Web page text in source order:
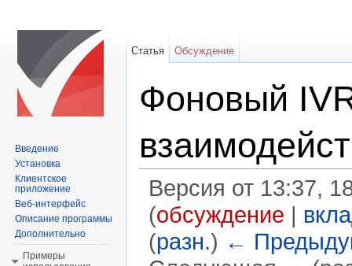
Фоновый
Версия от 13:37,
(обсуждение |
(разн.) ←
Статья Обсуждение
Введение
Установка
Клиентское
приложение
Веб-интерфейс
Описание программы
Дополнительно
Примеры